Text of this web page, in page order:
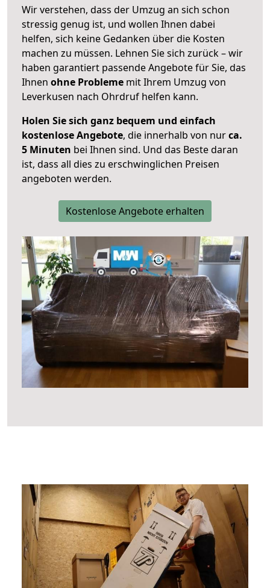
Wir verstehen, dass der Umzug an sich schon
stressig genug ist, und wollen Ihnen dabei
helfen, sich keine Gedanken über die Kosten
machen zu müssen. Lehnen Sie sich zurück – wir
haben garantiert passende Angebote für Sie, das
Ihnen ohne Probleme mit Ihrem Umzug von
Leverkusen nach Ohrdruf helfen kann.
Holen Sie sich ganz bequem und einfach
kostenlose Angebote, die innerhalb von nurca.
5 Minuten bei Ihnen sind. Und das Beste daran
ist, dass all dies zu erschwinglichen Preisen
angeboten werden.
Kostenlose Angebote erhalten